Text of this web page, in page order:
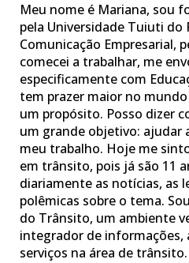
Meu nome é Mariana, sou
pela Universidade Tuiuti do
Comunicação Empresarial,
comecei a trabalhar, me
especificamente com
tem prazer maior no
um propósito. Posso dizer
um grande objetivo: ajudar
meu trabalho. Hoje me
em trânsito, pois já são 11
diariamente as notícias, as
polêmicas sobre o tema.
do Trânsito, um ambiente
integrador de informações,
serviços na área de trânsito.